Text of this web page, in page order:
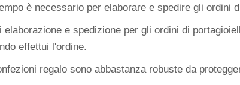
è necessario per elaborare e spedire gli ordini
elaborazione e spedizione per gli ordini di
effettui l'ordine.
regalo sono abbastanza robuste da